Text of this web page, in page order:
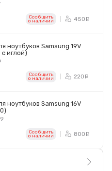
Сообщить
o наличии 450
ноутбуков Samsung 19V
с иглой)
Сообщить
o наличии 220
ноутбуков Samsung 16V
Сообщить
o наличии 800